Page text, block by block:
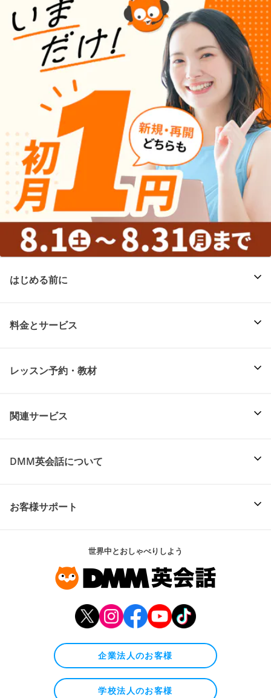
はじめる前に
料金とサービス
レッスン予約・教材
関連サービス
DMM英会話について
お客様サポート
世界中とおしゃべりしよう
企業法人のお客様
学校法人のお客様